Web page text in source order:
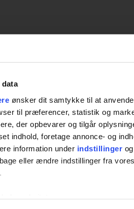
ønsker dit samtykke til at
til præferencer, statistik og
der opbevarer og tilgår
indhold, foretage annonce- og
information under indstillinger
eller ændre indstillinger fra